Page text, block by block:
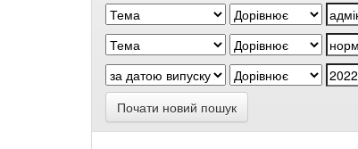
Почати новий пошук